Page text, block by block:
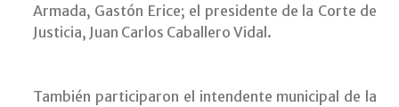
Armada, Gastón Erice; el presidente de la Corte de
Justicia, Juan Carlos Caballero Vidal.
También participaron el intendente municipal de la